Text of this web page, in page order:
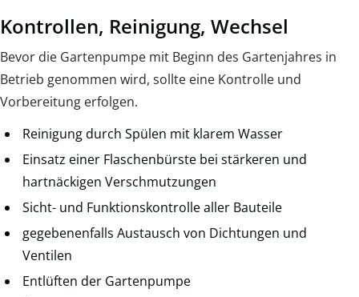
Kontrollen, Reinigung, Wechsel
Bevor die Gartenpumpe mit Beginn des Gartenjahres in
Betrieb genommen wird, sollte eine Kontrolle und
Vorbereitung erfolgen.
Reinigung durch Spülen mit klarem Wasser
Einsatz einer Flaschenbürste bei stärkeren und
hartnäckigen Verschmutzungen
Sicht- und Funktionskontrolle aller Bauteile
gegebenenfalls Austausch von Dichtungen und
Ventilen
Entlüften der Gartenpumpe